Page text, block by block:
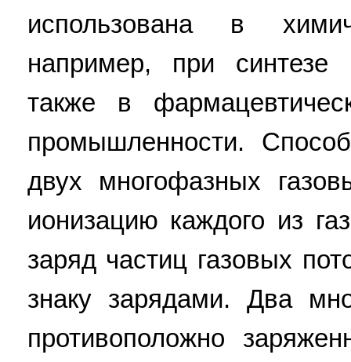
использована в
например, при
также в
промышленности.
двух многофазных
ионизацию каждого из
заряд частиц газовых
знаку зарядами. Два
противоположно